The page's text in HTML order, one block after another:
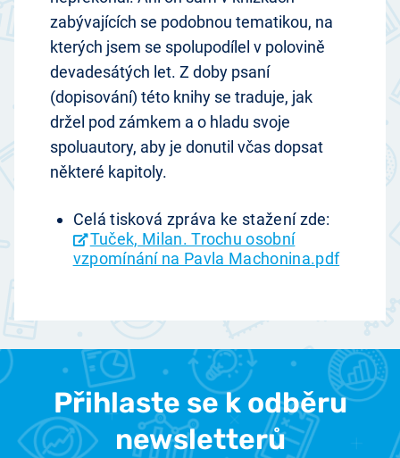
zabývajících se podobnou tematikou, na
kterých jsem se spolupodílel v polovině
devadesátých let. Z doby psaní
(dopisování) této knihy se traduje, jak
držel pod zámkem a o hladu svoje
spoluautory, aby je donutil včas dopsat
některé kapitoly.
Celá tisková zpráva ke stažení zde:
Tuček, Milan. Trochu osobní
vzpomínání na Pavla Machonina.pdf
Přihlaste se k odběru
newsletterů